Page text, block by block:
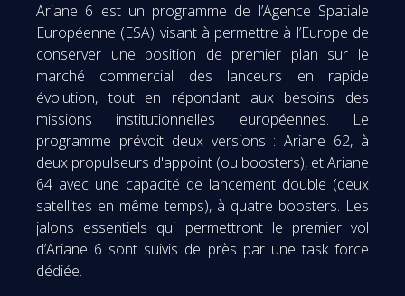
Ariane 6 est un programme de l’Agence Spatiale
Européenne (ESA) visant à permettre à l’Europe de
conserver une position de premier plan sur le
marché commercial des lanceurs en rapide
évolution, tout en répondant aux besoins des
missions institutionnelles européennes. Le
programme prévoit deux versions : Ariane 62, à
deux propulseurs d'appoint (ou boosters), et Ariane
64 avec une capacité de lancement double (deux
satellites en même temps), à quatre boosters. Les
jalons essentiels qui permettront le premier vol
d’Ariane 6 sont suivis de près par une task force
dédiée.